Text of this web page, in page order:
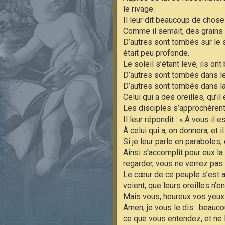
le rivage.
Il leur dit beaucoup de
Comme il semait, des
D’autres sont tombés sur le
était peu profonde.
Le soleil s’étant levé, ils
D’autres sont tombés dans
D’autres sont tombés dans
Celui qui a des oreilles, qu’il
Les disciples
Il leur répondit : « À vous il
À celui qui a, on donnera, et
Si je leur parle en paraboles,
Ainsi s’accomplit pour eux
regarder, vous ne verrez pas.
Le cœur de ce peuple s’est
voient, que leurs oreilles
Mais vous, heureux vos
Amen, je vous le dis :
ce que vous entendez, et ne